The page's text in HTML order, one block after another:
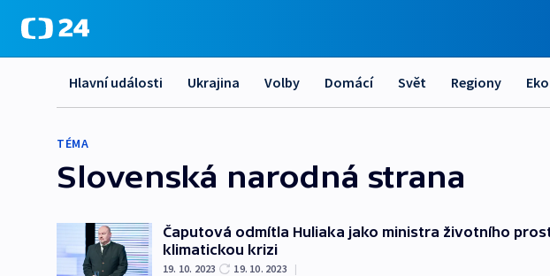
Hlavní události Ukrajina Volby Domácí Svět Regiony
TÉMA
Slovenská narodná strana
Čaputová odmítla Huliaka jako ministra životního
klimatickou krizi
19. 10. 2023 19. 10. 2023 |